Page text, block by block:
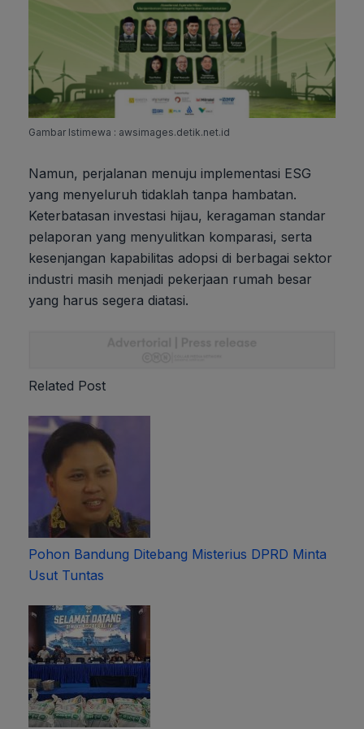
Gambar Istimewa : awsimages.detik.net.id
Namun, perjalanan menuju implementasi ESG
yang menyeluruh tidaklah tanpa hambatan.
Keterbatasan investasi hijau, keragaman standar
pelaporan yang menyulitkan komparasi, serta
kesenjangan kapabilitas adopsi di berbagai sektor
industri masih menjadi pekerjaan rumah besar
yang harus segera diatasi.
Related Post
Pohon Bandung Ditebang Misterius DPRD Minta
Usut Tuntas